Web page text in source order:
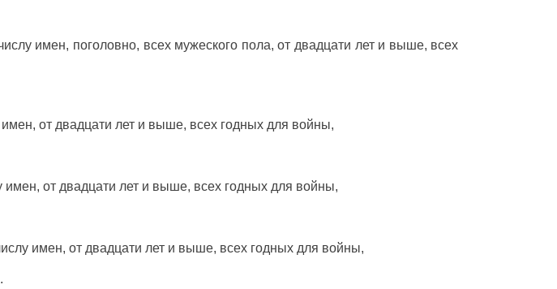
имен, поголовно, всех мужеского пола, от двадцати лети выше, всех
имен, от двадцати лети выше, всех годныхдля войны,
имен, от двадцати лети выше, всех годныхдля войны,
имен, от двадцати лети выше, всех годныхдля войны,
.